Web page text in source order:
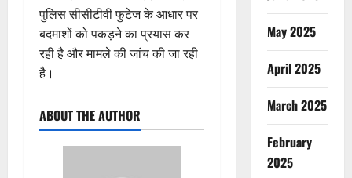
पुलिस सीसीटीवी फुटेज के आधार पर
बदमाशों को पकड़ने का प्रयास कर
रही है और मामले की जांच की जा रही
है।
ABOUT THE AUTHOR
May 2025
April 2025
March 2025
February
2025